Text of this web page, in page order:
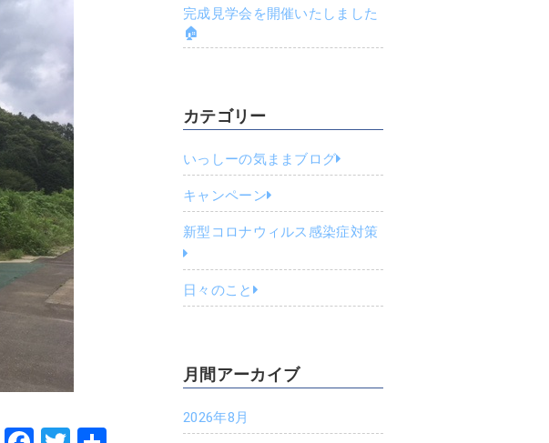
完成見学会を開催いたしました
🏠
カテゴリー
いっしーの気ままブログ
キャンペーン
新型コロナウィルス感染症対策
日々のこと
月間アーカイブ
2026年8月